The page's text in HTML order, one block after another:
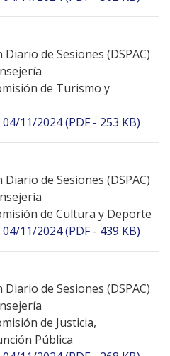
Diario de Sesiones (DSPAC)
de Turismo y
04/11/2024 (PDF - 253 KB)
Diario de Sesiones (DSPAC)
de Cultura y Deporte
04/11/2024 (PDF - 439 KB)
Diario de Sesiones (DSPAC)
de Justicia,
Pública